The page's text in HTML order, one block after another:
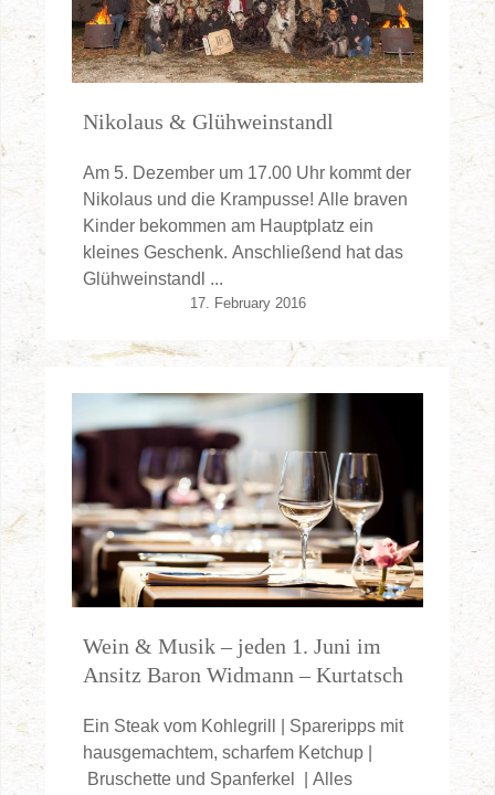
Nikolaus & Glühweinstandl
Am 5. Dezember um 17.00 Uhr kommt der
Nikolaus und die Krampusse! Alle braven
Kinder bekommen am Hauptplatz ein
kleines Geschenk. Anschließend hat das
Glühweinstandl ...
17. February 2016
Wein & Musik – jeden 1. Juni im
Ansitz Baron Widmann – Kurtatsch
Ein Steak vom Kohlegrill | Spareripps mit
hausgemachtem, scharfem Ketchup |
Bruschette und Spanferkel | Alles